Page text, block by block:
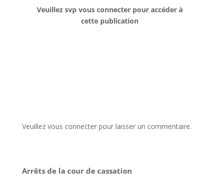
Veuillez svp vous connecter pour accéder à
cette publication
Veuillez vous connecter pour laisser un commentaire.
Arrêts de la cour de cassation